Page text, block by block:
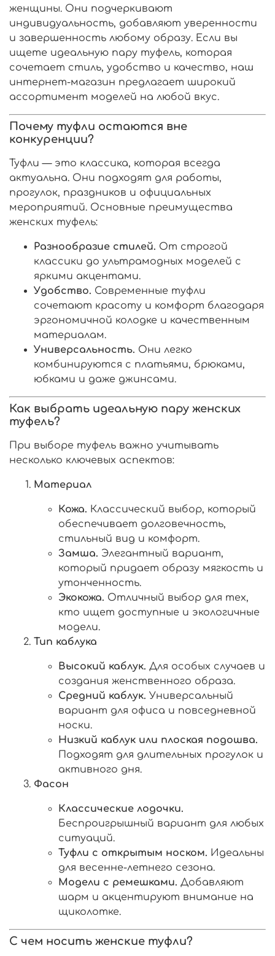
женщины. Они подчеркивают
индивидуальность, добавляют уверенности
и завершенность любому образу. Если вы
ищете идеальную пару туфель, которая
сочетает стиль, удобство и качество, наш
интернет-магазин предлагает широкий
ассортимент моделей на любой вкус.
Почему туфли остаются вне
конкуренции?
Туфли — это классика, которая всегда
актуальна. Они подходят для работы,
прогулок, праздников и официальных
мероприятий. Основные преимущества
женских туфель:
Разнообразие стилей. От строгой
классики до ультрамодных моделей с
яркими акцентами.
Удобство. Современные туфли
сочетают красоту и комфорт благодаря
эргономичной колодке и качественным
материалам.
Универсальность. Они легко
комбинируются с платьями, брюками,
юбками и даже джинсами.
Как выбрать идеальную пару женских
туфель?
При выборе туфель важно учитывать
несколько ключевых аспектов:
Материал
Кожа. Классический выбор, который
обеспечивает долговечность,
стильный вид и комфорт.
Замша. Элегантный вариант,
который придает образу мягкость и
утонченность.
Экокожа. Отличный выбор для тех,
кто ищет доступные и экологичные
модели.
Тип каблука
Высокий каблук. Для особых случаев и
создания женственного образа.
Средний каблук. Универсальный
вариант для офиса и повседневной
носки.
Низкий каблук или плоская подошва.
Подходят для длительных прогулок и
активного дня.
Фасон
Классические лодочки.
Беспроигрышный вариант для любых
ситуаций.
Туфли с открытым носком. Идеальны
для весенне-летнего сезона.
Модели с ремешками. Добавляют
шарм и акцентируют внимание на
щиколотке.
С чем носить женские туфли?